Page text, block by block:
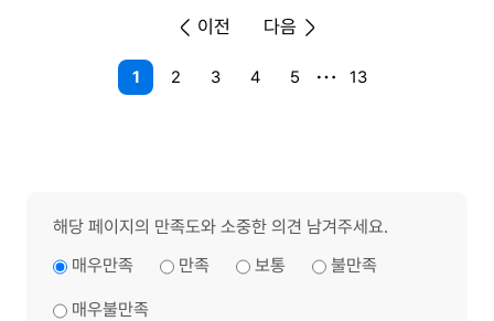
이전
1 2 3 4 5 13
다음
해당 페이지의 만족도와 소중한 의견 남겨주세요.
매우만족
만족 보통 불만족
매우불만족